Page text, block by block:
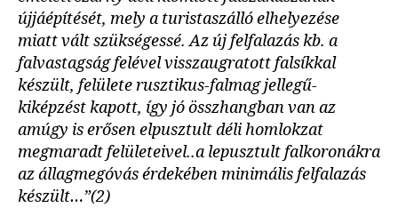
újjáépítését, mely a turistaszálló elhelyezése
miatt vált szükségessé. Az új felfalazás kb. a
falvastagság felével visszaugratott falsíkkal
készült, felülete rusztikus-falmag jellegű-
kiképzést kapott, így jó összhangban van az
amúgy is erősen elpusztult déli homlokzat
megmaradt felületeivel..a lepusztult falkoronákra
az állagmegóvás érdekében minimális felfalazás
készült…”(2)